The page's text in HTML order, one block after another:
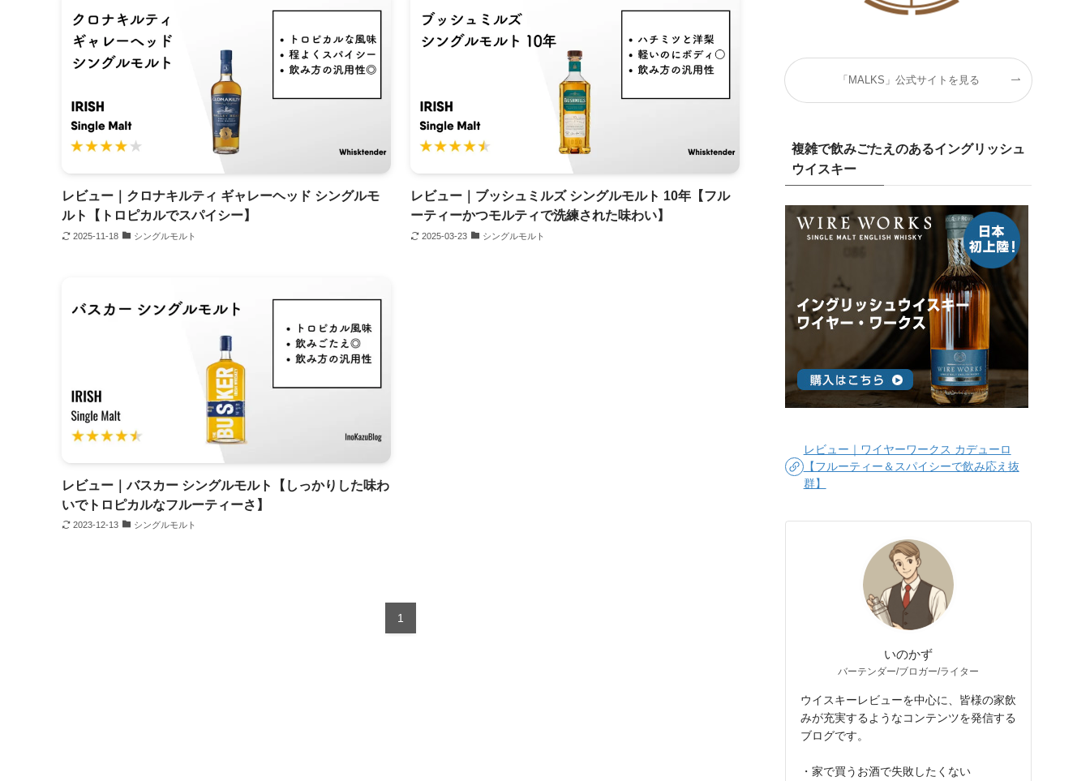
レビュー｜クロナキルティ ギャレーヘッド シングルモ
ルト【トロピカルでスパイシー】
2025-11-18 シングルモルト
レビュー｜ブッシュミルズ シングルモルト 10年【フル
ーティーかつモルティで洗練された味わい】
2025-03-23 シングルモルト
レビュー｜バスカー シングルモルト【しっかりした味わ
いでトロピカルなフルーティーさ】
2023-12-13 シングルモルト
1
「MALKS」公式サイトを見る
複雑で飲みごたえのあるイングリッシュ
ウイスキー
レビュー｜ワイヤーワークス カデューロ
【フルーティー＆スパイシーで飲み応え抜
群】
いのかず
バーテンダー/ブロガー/ライター
ウイスキーレビューを中心に、皆様の家飲
みが充実するようなコンテンツを発信する
ブログです。
・家で買うお酒で失敗したくない